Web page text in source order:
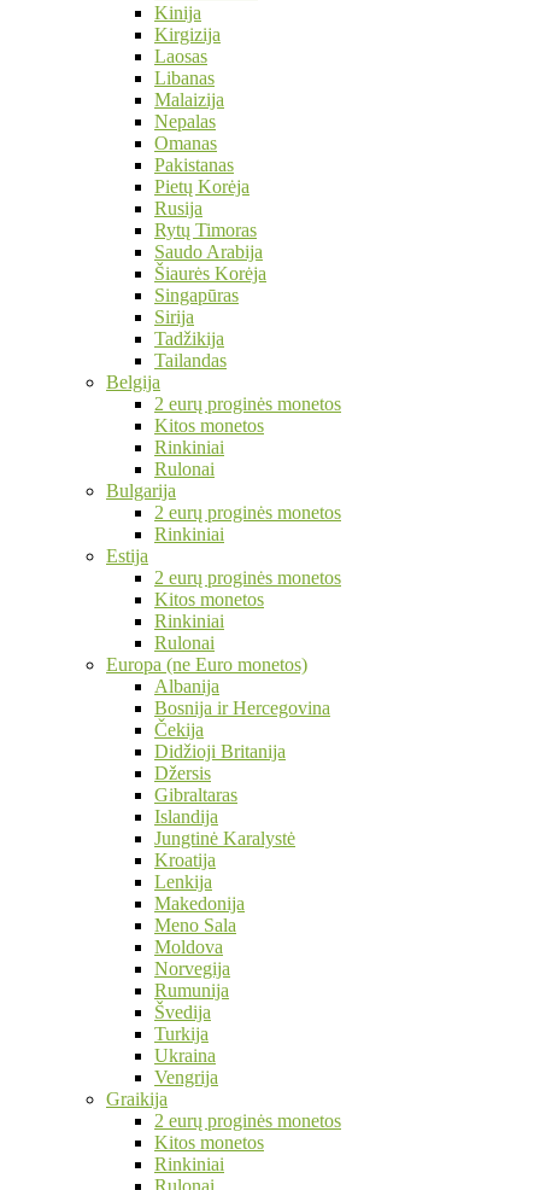
Kinija
Kirgizija
Laosas
Libanas
Malaizija
Nepalas
Omanas
Pakistanas
Pietų Korėja
Rusija
Rytų Timoras
Saudo Arabija
Šiaurės Korėja
Singapūras
Sirija
Tadžikija
Tailandas
Belgija
2 eurų proginės monetos
Kitos monetos
Rinkiniai
Rulonai
Bulgarija
2 eurų proginės monetos
Rinkiniai
Estija
2 eurų proginės monetos
Kitos monetos
Rinkiniai
Rulonai
Europa (ne Euro monetos)
Albanija
Bosnija ir Hercegovina
Čekija
Didžioji Britanija
Džersis
Gibraltaras
Islandija
Jungtinė Karalystė
Kroatija
Lenkija
Makedonija
Meno Sala
Moldova
Norvegija
Rumunija
Švedija
Turkija
Ukraina
Vengrija
Graikija
2 eurų proginės monetos
Kitos monetos
Rinkiniai